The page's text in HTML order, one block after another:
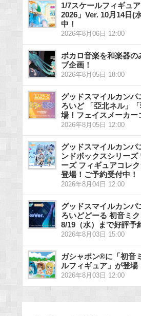
1/7スケールフィギュ
2026」Ver. 10月14日(
中！
2026年8月06日 12:00
ボカロ音楽を和楽器の
ブ企画！
2026年8月05日 18:00
グッドスマイルカンパ
ろいど 「亞北ネル」
場！フェイスメーカー
2026年8月05日 12:00
グッドスマイルカンパ
ンドボックスシリーズ
ーズ フィギュアコレ
登場！ご予約受付中！
2026年8月04日 12:00
グッドスマイルカンパ
ろいどどーる 初音ミ
8/19（水）まで好評予
2026年8月03日 15:00
ガシャポン®に「初音
ルフィギュア」が登場
2026年8月03日 12:00